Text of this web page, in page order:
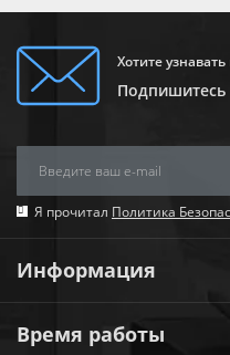
Хотите
Я прочитал Политика
Информация
Время работы